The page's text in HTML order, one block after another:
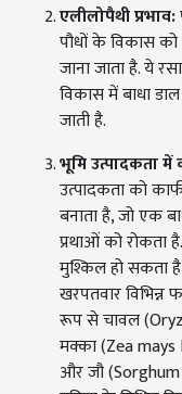
एलीलोपैथी प्रभाव:
पौधों के विकास
जाना जाता है. ये
विकास में बाधा
जाती है.
भूमि उत्पादकता में
उत्पादकता को
बनाता है, जो एक
प्रथाओं को
मुश्किल हो सकता
खरपतवार
रूप से चावल
मक्का (Zea
और जौ